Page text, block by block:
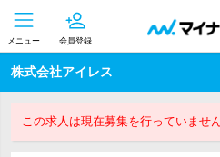
メニュー 会員登録
株式会社アイレス
この求人は現在募集を行っていません